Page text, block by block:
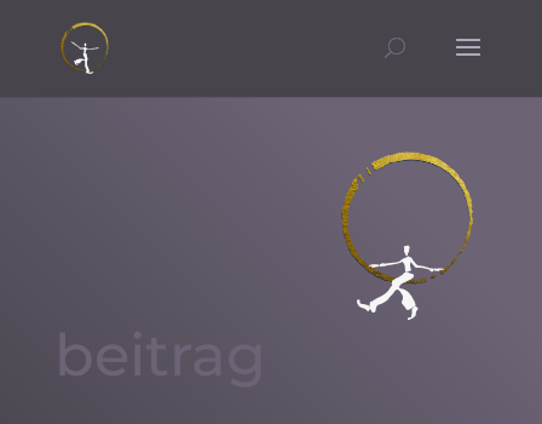
beitrag